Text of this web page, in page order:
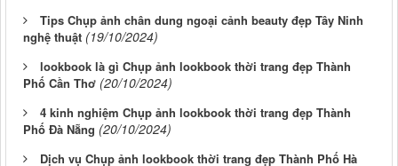
Tips Chụp ảnh chân dung ngoại cảnh beauty đẹp Tây Ninh
nghệ thuật (19/10/2024)
lookbook là gì Chụp ảnh lookbook thời trang đẹp Thành
Phố Cần Thơ (20/10/2024)
4 kinh nghiệm Chụp ảnh lookbook thời trang đẹp Thành
Phố Đà Nẵng (20/10/2024)
Dịch vụ Chụp ảnh lookbook thời trang đẹp Thành Phố Hà